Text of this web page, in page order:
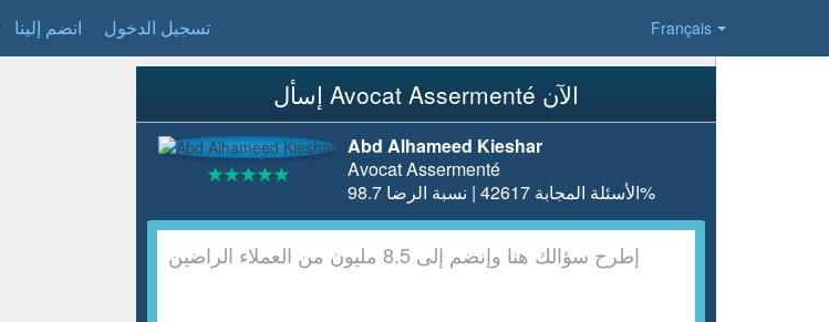
Français انضم إلينا تسجيل الدخول
إسأل Avocat Assermenté الآن
Abd Alhameed Kieshar
Avocat Assermenté
الأسئلة المجابة 42617 | نسبة الرضا 98.7%